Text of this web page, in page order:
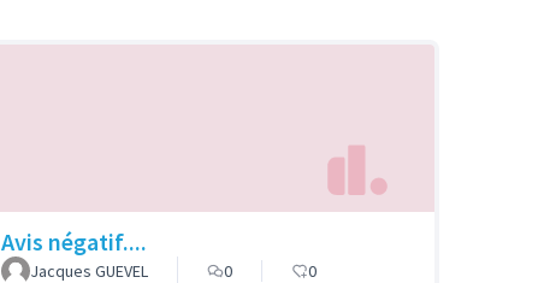
Avis négatif....
Jacques GUEVEL 0 0